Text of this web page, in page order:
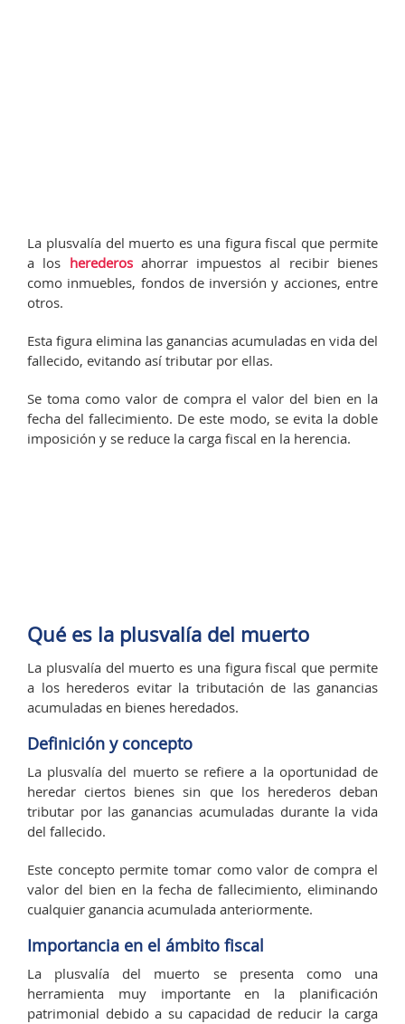
La plusvalía del muerto es una figura fiscal que permite
a los herederosahorrar impuestos al recibir bienes
como inmuebles, fondos de inversión y acciones, entre
otros.
Esta figura elimina las ganancias acumuladas en vida del
fallecido, evitando así tributar por ellas.
Se toma como valor de compra el valor del bien en la
fecha del fallecimiento. De este modo, se evita la doble
imposición y se reduce la carga fiscal en la herencia.
Qué es la plusvalía del muerto
La plusvalía del muerto es una figura fiscal que permite
a los herederos evitar la tributación de las ganancias
acumuladas en bienes heredados.
Definición y concepto
La plusvalía del muerto se refiere a la oportunidad de
heredar ciertos bienes sin que los herederos deban
tributar por las ganancias acumuladas durante la vida
del fallecido.
Este concepto permite tomar como valor de compra el
valor del bien en la fecha de fallecimiento, eliminando
cualquier ganancia acumulada anteriormente.
Importancia en el ámbito fiscal
La plusvalía del muerto se presenta como una
herramienta muy importante en la planificación
patrimonial debido a su capacidad de reducir la carga